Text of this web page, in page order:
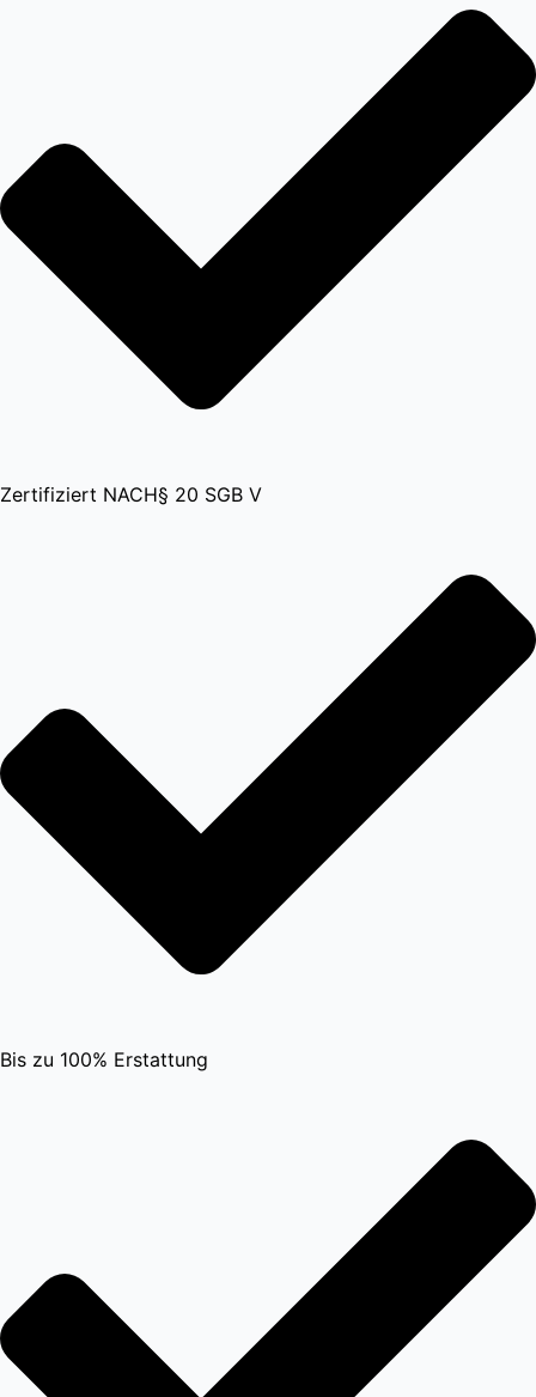
Zertifiziert NACH§ 20 SGB V
Bis zu 100% Erstattung